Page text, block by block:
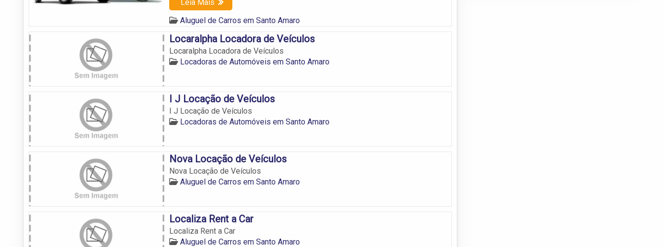
Leia Mais
Aluguel de Carros em Santo Amaro
Locaralpha Locadora de Veículos
Locaralpha Locadora de Veículos
Locadoras de Automóveis em Santo Amaro
I J Locação de Veículos
I J Locação de Veículos
Locadoras de Automóveis em Santo Amaro
Nova Locação de Veículos
Nova Locação de Veículos
Aluguel de Carros em Santo Amaro
Localiza Rent a Car
Localiza Rent a Car
Aluguel de Carros em Santo Amaro